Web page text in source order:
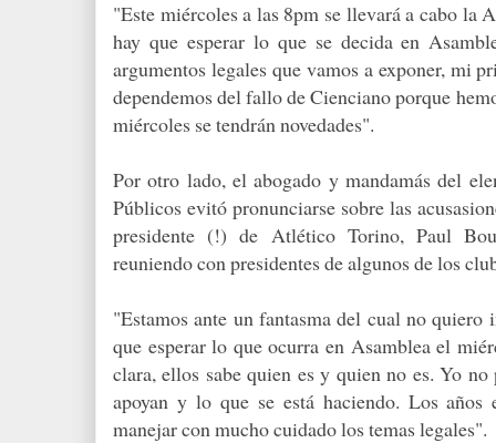
"Este miércoles a las 8pm se llevará a cabo la
hay que esperar lo que se decida en
argumentos legales que vamos a exponer, mi
dependemos del fallo de Cienciano porque
miércoles se tendrán novedades".
Por otro lado, el abogado y mandamás del
Públicos evitó pronunciarse sobre las
presidente (!) de Atlético Torino, Paul
reuniendo con presidentes de algunos de los
"Estamos ante un fantasma del cual no
que esperar lo que ocurra en Asamblea el
clara, ellos sabe quien es y quien no es. Yo
apoyan y lo que se está haciendo. Los
manejar con mucho cuidado los temas legales".